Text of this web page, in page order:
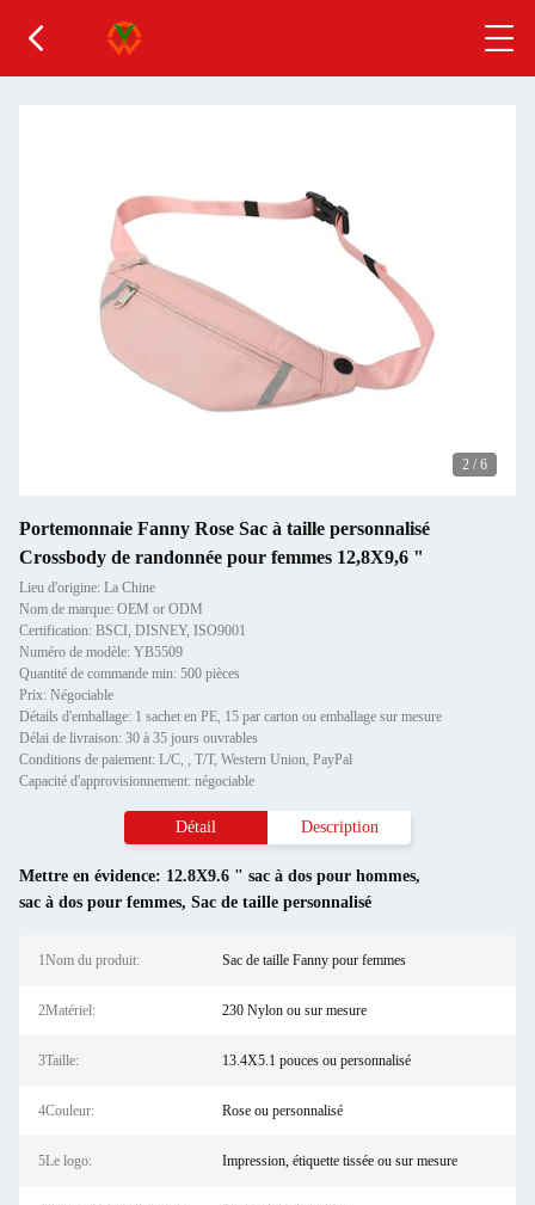
2 / 6
Portemonnaie Fanny Rose Sac à taille personnalisé
Crossbody de randonnée pour femmes 12,8X9,6 "
Lieu d'origine: La Chine
Nom de marque: OEM or ODM
Certification: BSCI, DISNEY, ISO9001
Numéro de modèle: YB5509
Quantité de commande min: 500 pièces
Prix: Négociable
Détails d'emballage: 1 sachet en PE, 15 par carton ou emballage sur mesure
Délai de livraison: 30 à 35 jours ouvrables
Conditions de paiement: L/C, , T/T, Western Union, PayPal
Capacité d'approvisionnement: négociable
Détail Description
Mettre en évidence: 12.8X9.6 " sac à dos pour hommes,
sac à dos pour femmes, Sac de taille personnalisé
1Nom du produit: Sac de taille Fanny pour femmes
2Matériel: 230 Nylon ou sur mesure
3Taille: 13.4X5.1 pouces ou personnalisé
4Couleur: Rose ou personnalisé
5Le logo: Impression, étiquette tissée ou sur mesure